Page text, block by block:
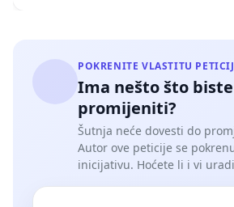
POKRENITE VLASTITU
Ima nešto što
promijeniti?
Šutnja neće dovesti do
Autor ove peticije se
inicijativu. Hoćete li i vi